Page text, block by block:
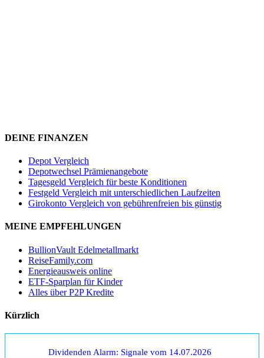
DEINE FINANZEN
Depot Vergleich
Depotwechsel Prämienangebote
Tagesgeld Vergleich für beste Konditionen
Festgeld Vergleich mit unterschiedlichen Laufzeiten
Girokonto Vergleich von gebührenfreien bis günstig
MEINE EMPFEHLUNGEN
BullionVault Edelmetallmarkt
ReiseFamily.com
Energieausweis online
ETF-Sparplan für Kinder
Alles über P2P Kredite
Kürzlich
Dividenden Alarm: Signale vom 14.07.2026